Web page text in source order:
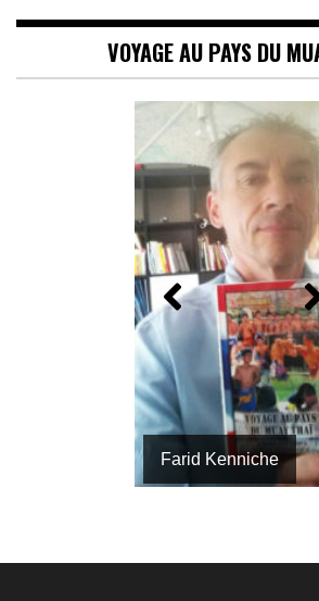
VOYAGE AU PAYS DU
Farid Kenniche